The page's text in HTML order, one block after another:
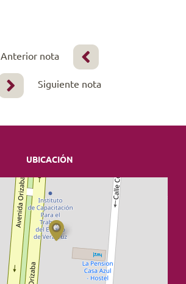
Anterior nota
Siguiente nota
UBICACIÓN